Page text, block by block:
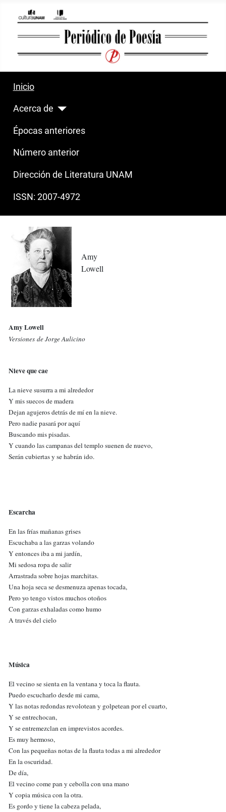
Inicio
Acerca de
Épocas anteriores
Número anterior
Dirección de Literatura UNAM
ISSN: 2007-4972
Amy
Lowell
Amy Lowell
Versiones de Jorge Aulicino
Nieve que cae
La nieve susurra a mi alrededor
Y mis suecos de madera
Dejan agujeros detrás de mí en la nieve.
Pero nadie pasará por aquí
Buscando mis pisadas.
Y cuando las campanas del templo suenen de nuevo,
Serán cubiertas y se habrán ido.
Escarcha
En las frías mañanas grises
Escuchaba a las garzas volando
Y entonces iba a mi jardín,
Mi sedosa ropa de salir
Arrastrada sobre hojas marchitas.
Una hoja seca se desmenuza apenas tocada,
Pero yo tengo vistos muchos otoños
Con garzas exhaladas como humo
A través del cielo
Música
El vecino se sienta en la ventana y toca la flauta.
Puedo escucharlo desde mi cama,
Y las notas redondas revolotean y golpetean por el cuarto,
Y se entrechocan,
Y se entremezclan en imprevistos acordes.
Es muy hermoso,
Con las pequeñas notas de la flauta todas a mi alrededor
En la oscuridad.
De día,
El vecino come pan y cebolla con una mano
Y copia música con la otra.
Es gordo y tiene la cabeza pelada,